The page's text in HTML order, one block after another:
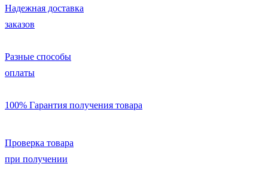
Надежная доставка
заказов
Разные способы
оплаты
100% Гарантия получения товара
Проверка товара
при получении